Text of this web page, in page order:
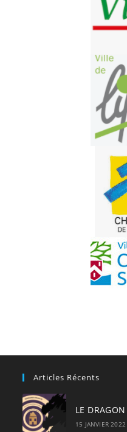
Articles Récents
LE DRAGON
15 JANVIER 2022